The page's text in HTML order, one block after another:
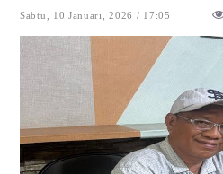
Sabtu, 10 Januari, 2026 / 17:05